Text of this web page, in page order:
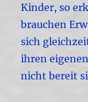
Kinder, so
brauchen
sich
ihren
nicht bereit